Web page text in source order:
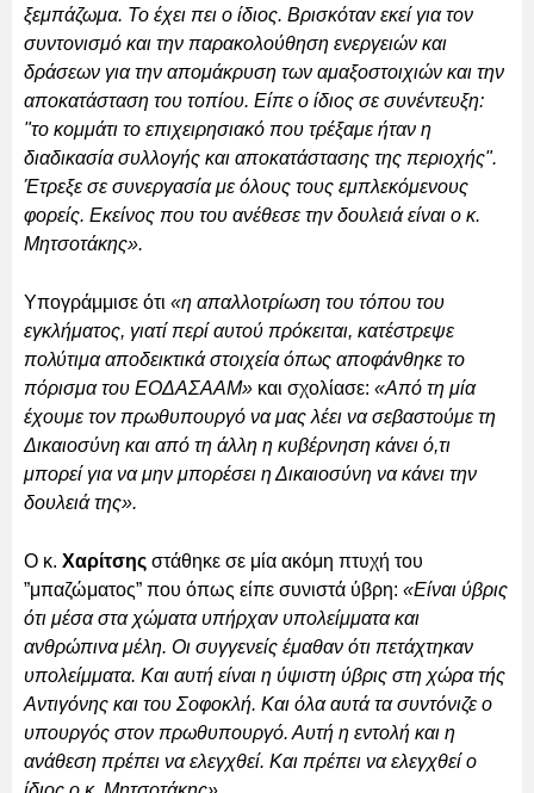
ξεμπάζωμα. Το έχει πει ο ίδιος. Βρισκόταν εκεί για τον
συντονισμό και την παρακολούθηση ενεργειών και
δράσεων για την απομάκρυση των αμαξοστοιχιών και την
αποκατάσταση του τοπίου. Είπε ο ίδιος σε συνέντευξη:
"το κομμάτι το επιχειρησιακό που τρέξαμε ήταν η
διαδικασία συλλογής και αποκατάστασης της περιοχής".
Έτρεξε σε συνεργασία με όλους τους εμπλεκόμενους
φορείς. Εκείνος που του ανέθεσε την δουλειά είναι ο κ.
Μητσοτάκης».
Υπογράμμισε ότι «η απαλλοτρίωση του τόπου του
εγκλήματος, γιατί περί αυτού πρόκειται, κατέστρεψε
πολύτιμα αποδεικτικά στοιχεία όπως αποφάνθηκε το
πόρισμα του ΕΟΔΑΣΑΑΜ» και σχολίασε: «Από τη μία
έχουμε τον πρωθυπουργό να μας λέει να σεβαστούμε τη
Δικαιοσύνη και από τη άλλη η κυβέρνηση κάνει ό,τι
μπορεί για να μην μπορέσει η Δικαιοσύνη να κάνει την
δουλειά της».
Ο κ. Χαρίτσης στάθηκε σε μία ακόμη πτυχή του
”μπαζώματος” που όπως είπε συνιστά ύβρη: «Είναι ύβρις
ότι μέσα στα χώματα υπήρχαν υπολείμματα και
ανθρώπινα μέλη. Οι συγγενείς έμαθαν ότι πετάχτηκαν
υπολείμματα. Και αυτή είναι η ύψιστη ύβρις στη χώρα τής
Αντιγόνης και του Σοφοκλή. Και όλα αυτά τα συντόνιζε ο
υπουργός στον πρωθυπουργό. Αυτή η εντολή και η
ανάθεση πρέπει να ελεγχθεί. Και πρέπει να ελεγχθεί ο